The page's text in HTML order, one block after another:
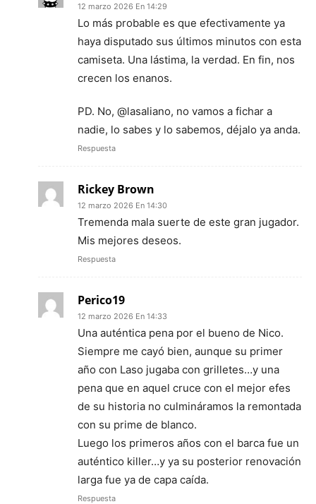
12 marzo 2026 En 14:29
Lo más probable es que efectivamente ya
haya disputado sus últimos minutos con esta
camiseta. Una lástima, la verdad. En fin, nos
crecen los enanos.
PD. No, @lasaliano, no vamos a fichar a
nadie, lo sabes y lo sabemos, déjalo ya anda.
Respuesta
Rickey Brown
12 marzo 2026 En 14:30
Tremenda mala suerte de este gran jugador.
Mis mejores deseos.
Respuesta
Perico19
12 marzo 2026 En 14:33
Una auténtica pena por el bueno de Nico.
Siempre me cayó bien, aunque su primer
año con Laso jugaba con grilletes…y una
pena que en aquel cruce con el mejor efes
de su historia no culmináramos la remontada
con su prime de blanco.
Luego los primeros años con el barca fue un
auténtico killer…y ya su posterior renovación
larga fue ya de capa caída.
Respuesta